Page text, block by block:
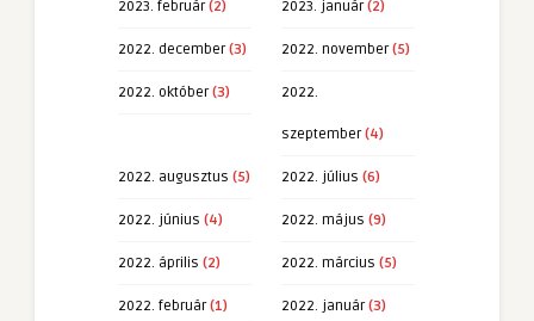
2023. február(2) 2023. január(2)
2022. december(3) 2022. november(5)
2022. október(3) 2022.
szeptember(4)
2022. augusztus (5) 2022. július (6)
2022. június (4) 2022. május (9)
2022. április (2) 2022. március (5)
2022. február(1) 2022. január(3)